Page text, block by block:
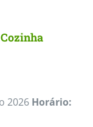
2026 Horário: